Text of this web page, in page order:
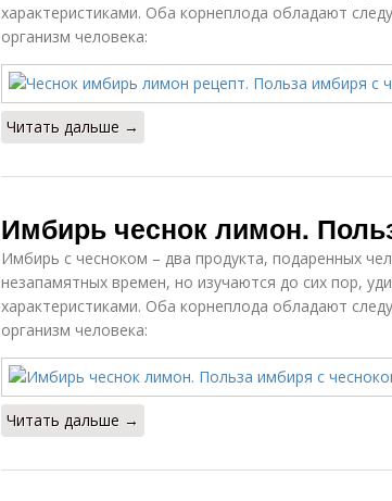
характеристиками. Оба корнеплода обладают
организм человека:
Читать дальше →
Имбирь чеснок лимон.
Имбирь с чесноком – два продукта, подаренных
незапамятных времен, но изучаются до сих пор,
характеристиками. Оба корнеплода обладают
организм человека:
Читать дальше →